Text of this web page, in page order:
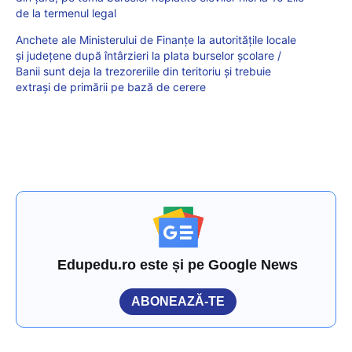
de la termenul legal
Anchete ale Ministerului de Finanțe la autoritățile locale
și județene după întârzieri la plata burselor școlare /
Banii sunt deja la trezoreriile din teritoriu și trebuie
extrași de primării pe bază de cerere
Edupedu.ro este și pe Google News
ABONEAZĂ-TE